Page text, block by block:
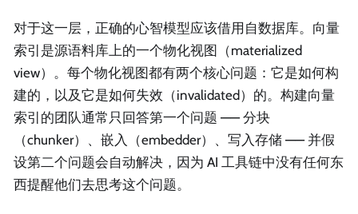
对于这一层，正确的心智模型应该借用自数据库。向量
索引是源语料库上的一个物化视图（materialized
view）。每个物化视图都有两个核心问题：它是如何构
建的，以及它是如何失效（invalidated）的。构建向量
索引的团队通常只回答第一个问题 —— 分块
（chunker）、嵌入（embedder）、写入存储 —— 并假
设第二个问题会自动解决，因为 AI 工具链中没有任何东
西提醒他们去思考这个问题。